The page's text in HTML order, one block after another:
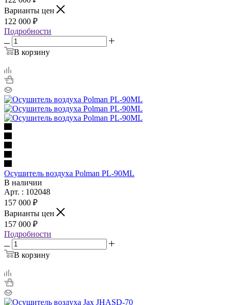
Варианты цен
122 000 ₽
Подробности
В корзину
Осушитель воздуха Polman PL-90ML
В наличии
Арт. : 102048
157 000 ₽
Варианты цен
157 000 ₽
Подробности
В корзину